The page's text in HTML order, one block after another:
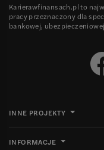
Karierawfinansach.pl to
pracy przeznaczony dla
bankowej,
INNE PROJEKTY
INFORMACJE